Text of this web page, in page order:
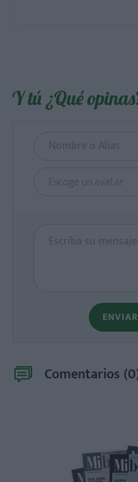
Y tú ¿Qué
Escoge un avatar
Comentarios (0